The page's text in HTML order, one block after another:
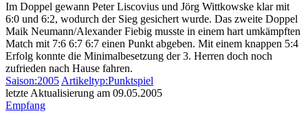
Im Doppel gewann Peter Liscovius und Jörg Wittkowske klar mit
6:0 und 6:2, wodurch der Sieg gesichert wurde. Das zweite Doppel
Maik Neumann/Alexander Fiebig musste in einem hart umkämpften
Match mit 7:6 6:7 6:7 einen Punkt abgeben. Mit einem knappen 5:4
Erfolg konnte die Minimalbesetzung der 3. Herren doch noch
zufrieden nach Hause fahren.
Saison:2005 Artikeltyp:Punktspiel
letzte Aktualisierung am 09.05.2005
Empfang